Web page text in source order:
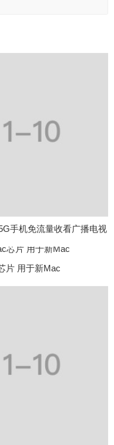
手机免流量收看广播电视
片 用于新Mac